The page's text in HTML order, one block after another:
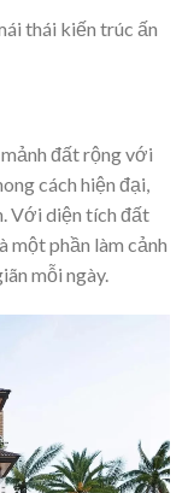
thái kiến trúc ấn
đất rộng với
cách hiện đại,
Với diện tích đất
một phần làm cảnh
mỗi ngày.